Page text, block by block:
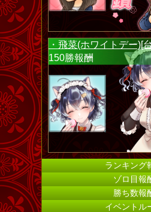
・飛菜(ホワイトデー)[
150勝報酬
ランキング
ゾロ目報
勝ち数報
イベントル